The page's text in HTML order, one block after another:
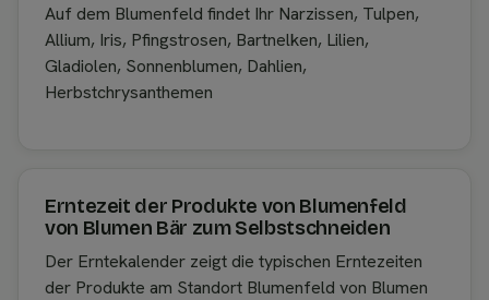
Auf dem Blumenfeld findet Ihr Narzissen, Tulpen,
Allium, Iris, Pfingstrosen, Bartnelken, Lilien,
Gladiolen, Sonnenblumen, Dahlien,
Herbstchrysanthemen
Erntezeit der Produkte von Blumenfeld
von Blumen Bär zum Selbstschneiden
Der Erntekalender zeigt die typischen Erntezeiten
der Produkte am Standort Blumenfeld von Blumen